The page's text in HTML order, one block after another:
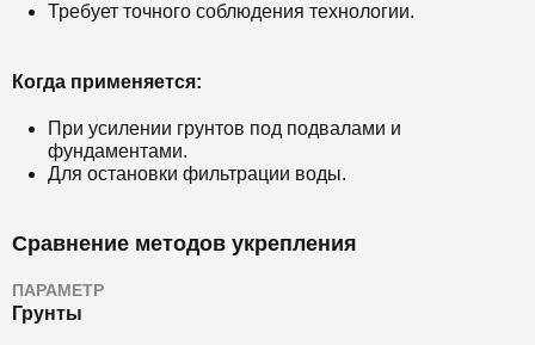
Требует точного соблюдения технологии.
Когда применяется:
При усилении грунтов под подвалами и
фундаментами.
Для остановки фильтрации воды.
Сравнение методов укрепления
ПАРАМЕТР
Грунты